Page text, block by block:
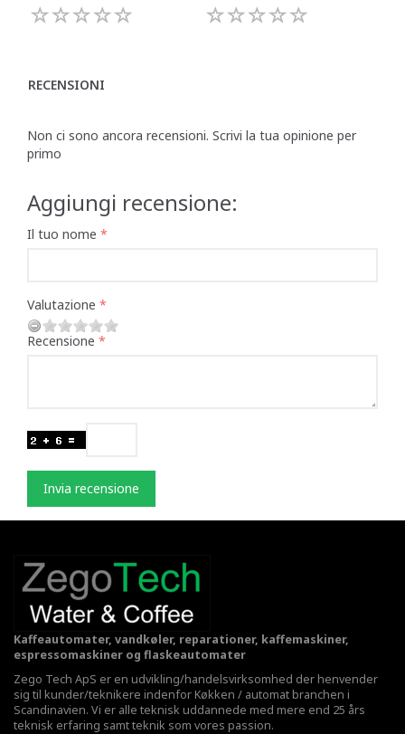
RECENSIONI
Non ci sono ancora recensioni. Scrivi la tua opinione per
primo
Aggiungi recensione:
Il tuo nome
Valutazione
Recensione
Invia recensione
Kaffeautomater, vandkøler, reparationer, kaffemaskiner,
espressomaskiner og flaskeautomater
Zego Tech ApS er en udvikling/handelsvirksomhed der henvender
sig til kunder/teknikere indenfor Køkken / automat branchen i
Scandinavien. Vi er alle teknisk uddannede med mere end 25 års
teknisk erfaring samt teknik som vores passion.